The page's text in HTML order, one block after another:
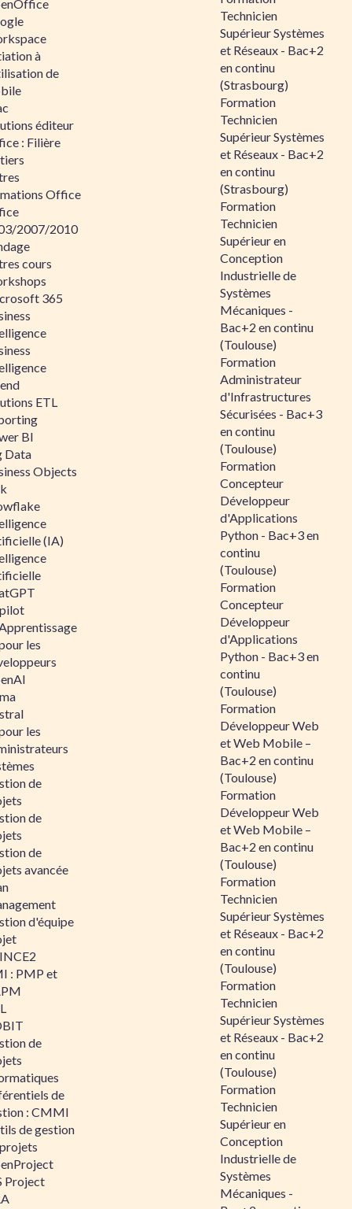
à
de
éditeur
: Filière
Office
2007/2010
cours
365
ETL
BI
Data
Objects
(IA)
les
les
de
de
de
avancée
d'équipe
: PMP et
de
de
: CMMI
de gestion
Project
Technicien
Supérieur Systèmes
et Réseaux - Bac+2
en continu
(Strasbourg)
Formation
Technicien
Supérieur Systèmes
et Réseaux - Bac+2
en continu
(Strasbourg)
Formation
Technicien
Supérieur en
Conception
Industrielle de
Systèmes
Mécaniques -
Bac+2 en continu
(Toulouse)
Formation
Administrateur
d'Infrastructures
Sécurisées - Bac+3
en continu
(Toulouse)
Formation
Concepteur
Développeur
d'Applications
Python - Bac+3 en
continu
(Toulouse)
Formation
Concepteur
Développeur
d'Applications
Python - Bac+3 en
continu
(Toulouse)
Formation
Développeur Web
et Web Mobile –
Bac+2 en continu
(Toulouse)
Formation
Développeur Web
et Web Mobile –
Bac+2 en continu
(Toulouse)
Formation
Technicien
Supérieur Systèmes
et Réseaux - Bac+2
en continu
(Toulouse)
Formation
Technicien
Supérieur Systèmes
et Réseaux - Bac+2
en continu
(Toulouse)
Formation
Technicien
Supérieur en
Conception
Industrielle de
Systèmes
Mécaniques -